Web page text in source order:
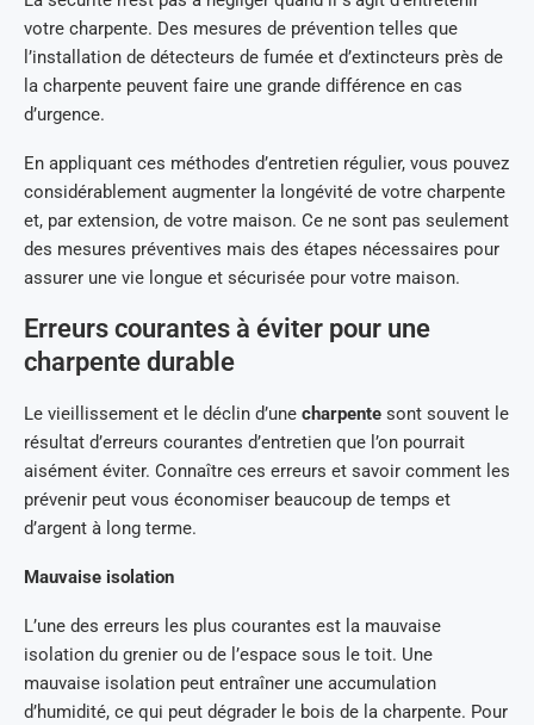
votre charpente. Des mesures de prévention telles que
l’installation de détecteurs de fumée et d’extincteurs près de
la charpente peuvent faire une grande différence en cas
d’urgence.
En appliquant ces méthodes d’entretien régulier, vous pouvez
considérablement augmenter la longévité de votre charpente
et, par extension, de votre maison. Ce ne sont pas seulement
des mesures préventives mais des étapes nécessaires pour
assurer une vie longue et sécurisée pour votre maison.
Erreurs courantes à éviter pour une
charpente durable
Le vieillissement et le déclin d’une charpente sont souvent le
résultat d’erreurs courantes d’entretien que l’on pourrait
aisément éviter. Connaître ces erreurs et savoir comment les
prévenir peut vous économiser beaucoup de temps et
d’argent à long terme.
Mauvaise isolation
L’une des erreurs les plus courantes est la mauvaise
isolation du grenier ou de l’espace sous le toit. Une
mauvaise isolation peut entraîner une accumulation
d’humidité, ce qui peut dégrader le bois de la charpente. Pour